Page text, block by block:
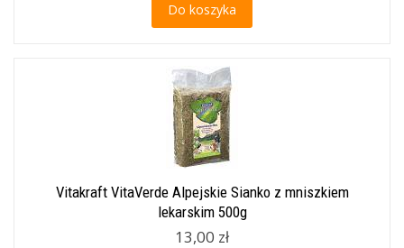
Do koszyka
Vitakraft VitaVerde Alpejskie Sianko z mniszkiem
lekarskim 500g
13,00 zł